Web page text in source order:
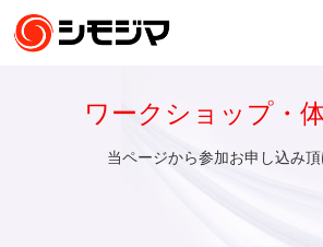
ワークショップ・
当ページから参加お申し込み頂